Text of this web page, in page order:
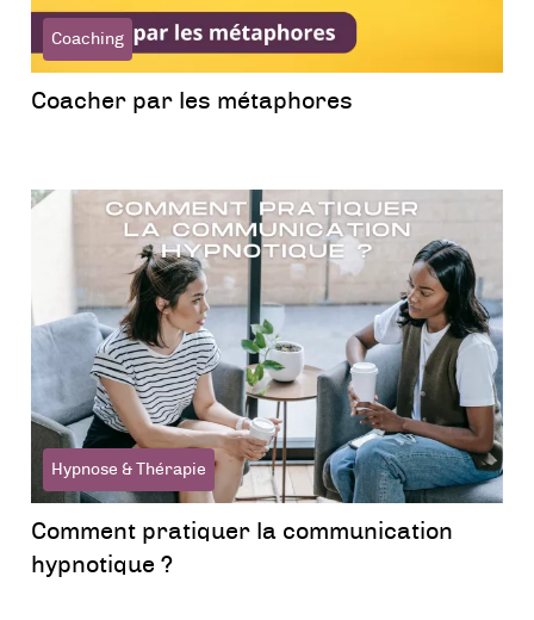
Coaching
Coacher par les métaphores
Hypnose & Thérapie
Comment pratiquer la communication
hypnotique ?